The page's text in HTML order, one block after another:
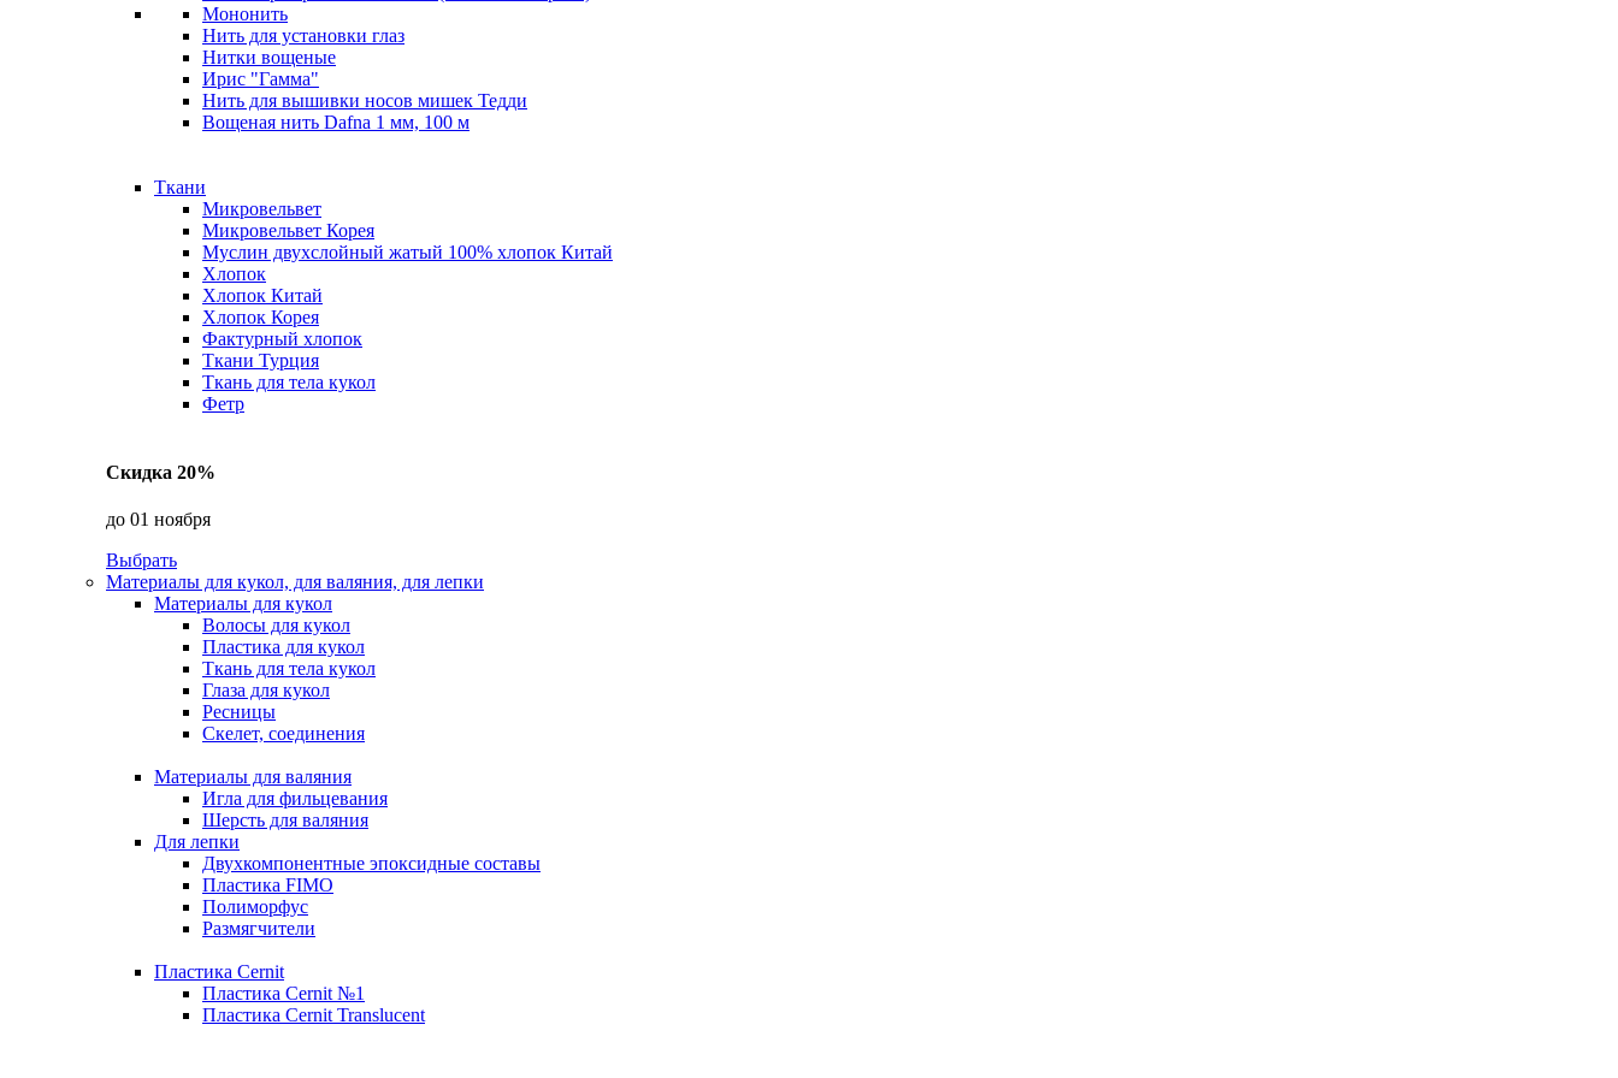
Мононить
Нить для установки глаз
Нитки вощеные
Ирис "Гамма"
Нить для вышивки носов мишек Тедди
Вощеная нить Dafna 1 мм, 100 м
Ткани
Микровельвет
Микровельвет Корея
Муслин двухслойный жатый 100% хлопок Китай
Хлопок
Хлопок Китай
Хлопок Корея
Фактурный хлопок
Ткани Турция
Ткань для тела кукол
Фетр
Скидка 20%
до 01 ноября
Выбрать
Материалы для кукол, для валяния, для лепки
Материалы для кукол
Волосы для кукол
Пластика для кукол
Ткань для тела кукол
Глаза для кукол
Ресницы
Скелет, соединения
Материалы для валяния
Игла для фильцевания
Шерсть для валяния
Для лепки
Двухкомпонентные эпоксидные составы
Пластика FIMO
Полиморфус
Размягчители
Пластика Cernit
Пластика Cernit №1
Пластика Cernit Translucent